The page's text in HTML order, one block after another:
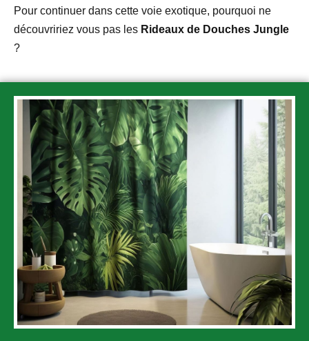
Pour continuer dans cette voie exotique, pourquoi ne
découvririez vous pas les Rideaux de Douches Jungle
?